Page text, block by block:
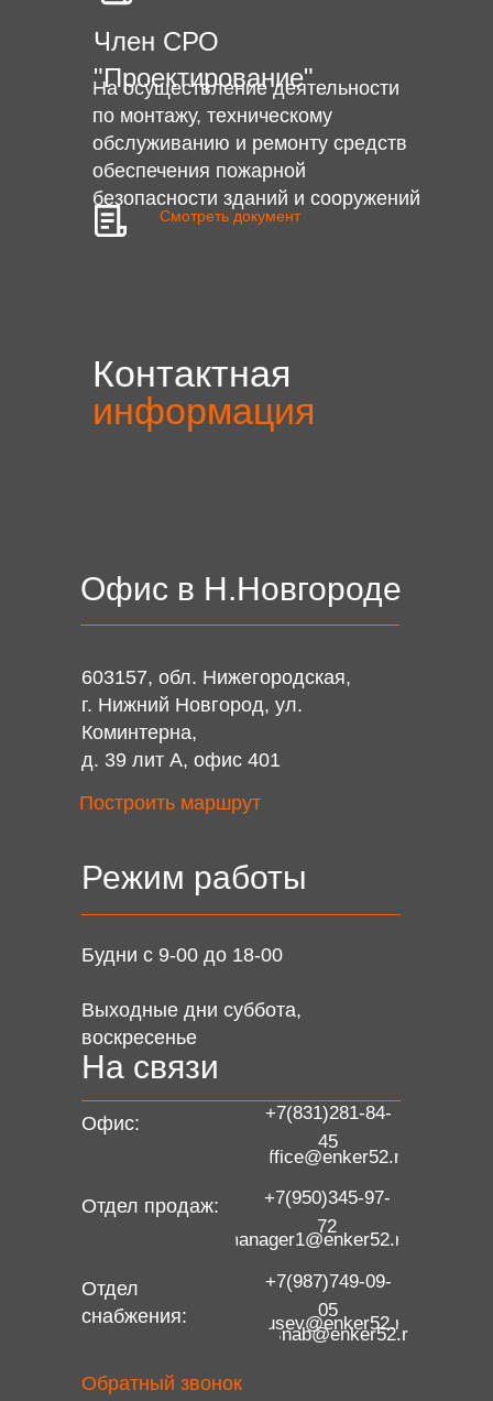
Смотреть документ
Член СРО
"Проектирование"
На осуществление деятельности
по монтажу, техническому
обслуживанию и ремонту средств
обеспечения пожарной
безопасности зданий и сооружений
Контактная
информация
Офис в Н.Новгороде
603157, обл. Нижегородская,
г. Нижний Новгород, ул.
Коминтерна,
д. 39 лит А, офис 401
Построить маршрут
На связи
Офис:
Отдел продаж:
Отдел
снабжения:
Обратный звонок
Режим работы
Будни с 9-00 до 18-00
Выходные дни суббота,
воскресенье
manager1@enker52.ru
gusev@enker52.ru
snab@enker52.ru
office@enker52.ru
+7(831)281-84-
45
+7(950)345-97-
72
+7(987)749-09-
05